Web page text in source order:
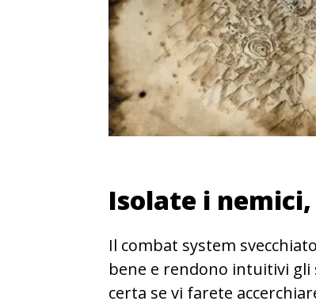
Isolate i
Il combat system
bene e rendono intuitivi
certa se vi farete